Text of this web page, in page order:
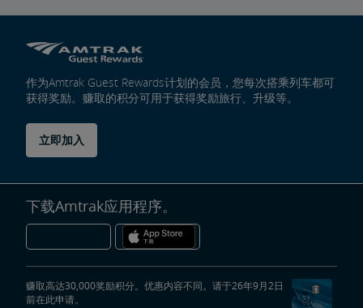
作为Amtrak Guest Rewards计划的会员，您每次搭乘列车都可
获得奖励。赚取的积分可用于获得奖励旅行、升级等。
立即加入
下载Amtrak应用程序。
赚取高达30,000奖励积分。优惠内容不同。请于26年9月2日
前在此申请。